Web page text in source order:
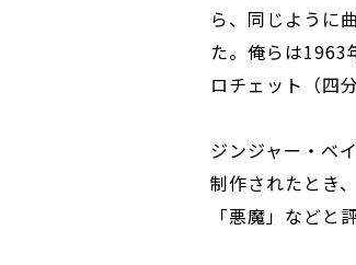
ら、同じように
た。俺らは1963
ロチェット（四
ジンジャー・ベ
制作されたとき
「悪魔」などと